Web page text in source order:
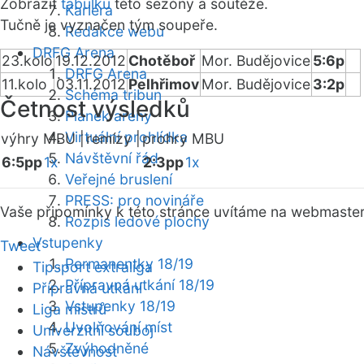
Kariéra
Redakce webu
DRFG Arena
DRFG Arena
Schéma tribun
Plánek areny
Virtuální prohlídka
Návštěvní řád
Veřejné bruslení
PRESS: pro novináře
Rozpis ledové plochy
Vstupenky
Permanentky 18/19
Přípravná utkání 18/19
Vstupenky 18/19
Uvolňování míst
Zvýhodněné
Zobrazit tabulku této sezóny a soutěže.
Tučně je vyznačen tým soupeře.
23.kolo 19.12.2012 Chotěboř Mor. Budějovice5:6p
11.kolo
03.11.2012PelhřimovMor. Budějovice3:2p
Četnost výsledků
výhry MBU |remízy |prohry MBU
6:5pp1x 2:3pp1x
Vaše připomínky k této stránce uvítáme na webmaster
Tweet
Tipsport extraliga
Přípravná utkání
Liga mistrů
Univerzitní souboj
Návštěvnost